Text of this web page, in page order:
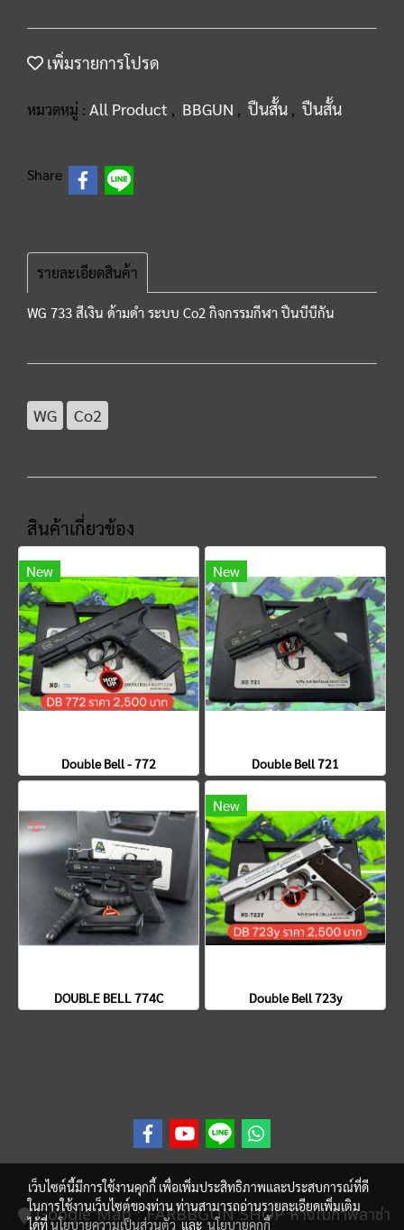
เพิ่มรายการโปรด
หมวดหมู่ : All Product , BBGUN , ปืนสั้น , ปืนสั้น
Share
รายละเอียดสินค้า
WG 733 สีเงิน ด้ามดำ ระบบ Co2 กิจกรรมกีฬา ปืนบีบีกัน
WG Co2
สินค้าเกี่ยวข้อง
New
Double Bell - 772
New
Double Bell 721
DOUBLE BELL 774C
New
Double Bell 723y
Google Map: FARBBGUN SHOP ห้างเมก้าพลาซ่า
เว็บไซต์นี้มีการใช้งานคุกกี้ เพื่อเพิ่มประสิทธิภาพและประสบการณ์ที่ดี
ในการใช้งานเว็บไซต์ของท่าน ท่านสามารถอ่านรายละเอียดเพิ่มเติม
ได้ที่นโยบายความเป็นส่วนตัวและนโยบายคุกกี้